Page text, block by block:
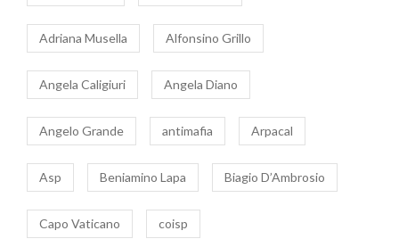
Adriana Musella Alfonsino Grillo
Angela Caligiuri Angela Diano
Angelo Grande antimafia Arpacal
Asp Beniamino Lapa Biagio D’Ambrosio
Capo Vaticano coisp